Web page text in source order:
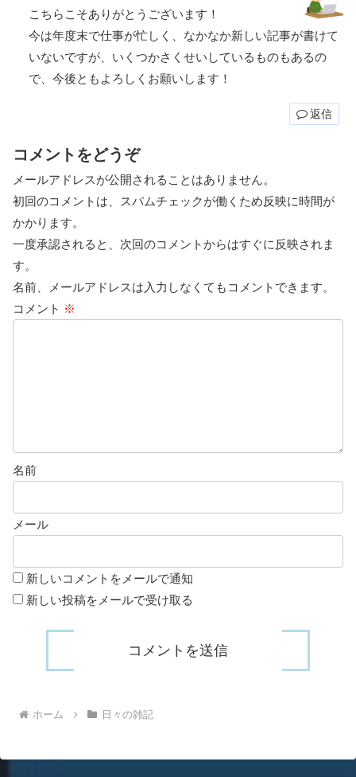
こちらこそありがとうございます！
今は年度末で仕事が忙しく、なかなか新しい記事が書けて
いないですが、いくつかさくせいしているものもあるの
で、今後ともよろしくお願いします！
返信
コメントをどうぞ
メールアドレスが公開されることはありません。
初回のコメントは、スパムチェックが働くため反映に時間が
かかります。
一度承認されると、次回のコメントからはすぐに反映されま
す。
名前、メールアドレスは入力しなくてもコメントできます。
コメント ※
名前
メール
新しいコメントをメールで通知
新しい投稿をメールで受け取る
ホーム 日々の雑記